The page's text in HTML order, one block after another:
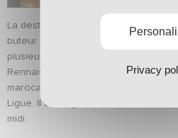
La destination de Youssouf Hadji
buteur nancéien des trois dernières
plusieurs clubs de Ligue 1 et a choisi
Rennais, où il a évolué de 2005 à
marocain a rejoint la Bretagne
Ligue. Il doit signer un contrat de
midi.
Privacy